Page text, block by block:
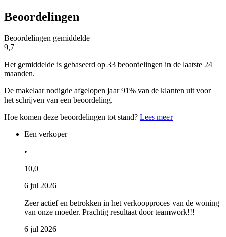
Beoordelingen
Beoordelingen gemiddelde
9,7
Het gemiddelde is gebaseerd op 33 beoordelingen in de laatste 24
maanden.
De makelaar nodigde afgelopen jaar 91% van de klanten uit voor
het schrijven van een beoordeling.
Hoe komen deze beoordelingen tot stand? Lees meer
Een verkoper
•
10,0
6 jul 2026
Zeer actief en betrokken in het verkoopproces van de woning
van onze moeder. Prachtig resultaat door teamwork!!!
6 jul 2026